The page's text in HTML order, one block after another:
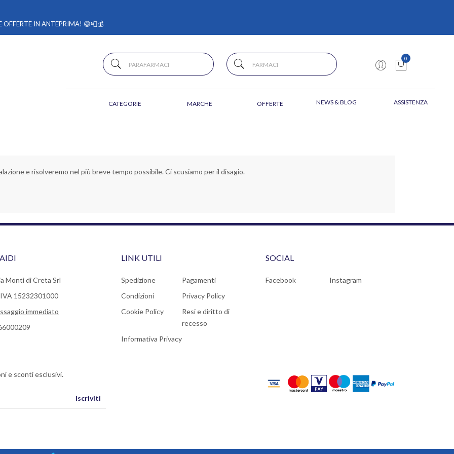
OFFERTE IN ANTEPRIMA! 😄📮💰
0
CATEGORIE MARCHE OFFERTE NEWS & BLOG ASSISTENZA
e risolveremo nel più breve tempo possibile. Ci scusiamo per il disagio.
Monti di Creta Srl
15232301000
immediato
LINK UTILI
Spedizione
Pagamenti
Condizioni
Privacy Policy
Cookie Policy
Resi e diritto di
recesso
Informativa Privacy
SOCIAL
Facebook Instagram
e sconti esclusivi.
Iscriviti